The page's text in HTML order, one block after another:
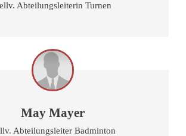
Abteilungsleiterin Turnen
May Mayer
Abteilungsleiter Badminton